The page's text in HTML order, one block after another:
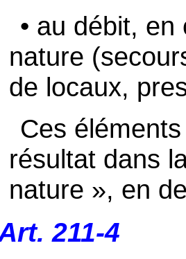
• au débit,
nature
de locaux,
Ces
résultat dans
nature », en
211-4